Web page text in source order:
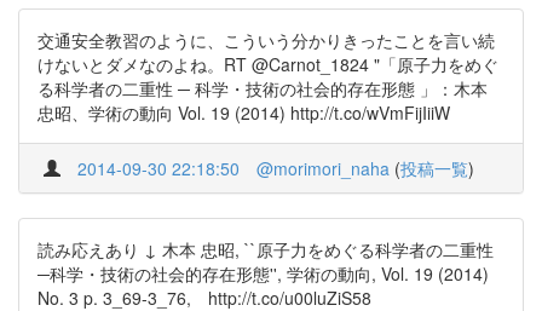
交通安全教習のように、こういう分かりきったことを言い続
けないとダメなのよね。RT @Carnot_1824 "「原子力をめぐ
る科学者の二重性 ─ 科学・技術の社会的存在形態 」：木本
忠昭、学術の動向 Vol. 19 (2014) http://t.co/wVmFijIiiW
2014-09-30 22:18:50 @morimori_naha (投稿一覧)
読み応えあり ↓ 木本 忠昭, ``原子力をめぐる科学者の二重性
─科学・技術の社会的存在形態'', 学術の動向, Vol. 19 (2014)
No. 3 p. 3_69-3_76, http://t.co/u00luZiS58